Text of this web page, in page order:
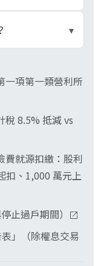
定買回。但無
提前漲到含息
後買進日收盤
論市價多少，
入，獲配
元門檻；同時配
金股利那筆合
部分一起算。
▾
是累積型
對象；投資境
得，依《健保
保費的動機。
、0056、
項第一類營利所
8.5% 抵減 vs
就源扣繳：股利
扣、1,000 萬元上
止過戶期間）
」（除權息交易